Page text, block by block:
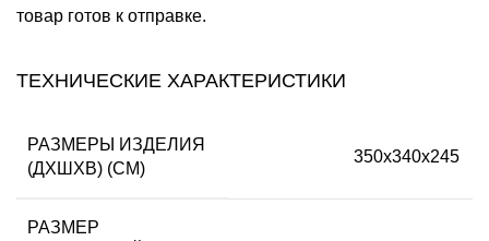
товар готов к отправке.
ТЕХНИЧЕСКИЕ ХАРАКТЕРИСТИКИ
РАЗМЕРЫ ИЗДЕЛИЯ
(ДХШХВ) (СМ)
350x340x245
РАЗМЕР